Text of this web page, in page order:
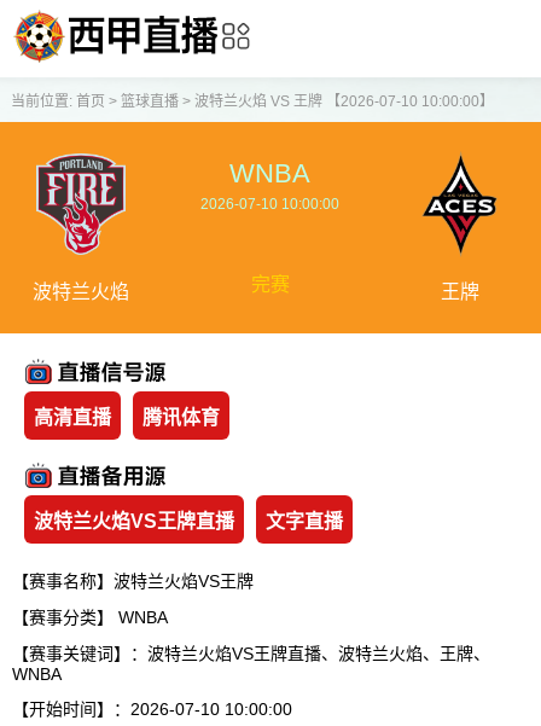
当前位置: 首页 > 篮球直播> 波特兰火焰 VS 王牌 【2026-07-10 10:00:00】
波特兰火焰
WNBA
2026-07-10 10:00:00
完赛 王牌
高清直播 腾讯体育
波特兰火焰VS王牌直播 文字直播
【赛事名称】波特兰火焰VS王牌
【赛事分类】 WNBA
【赛事关键词】：波特兰火焰VS王牌直播、波特兰火焰、王牌、
WNBA
【开始时间】：2026-07-10 10:00:00